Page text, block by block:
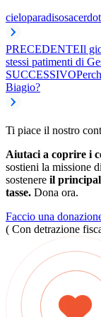
cieloparadiso
PRECEDENTEIl
stessi patimenti di
SUCCESSIVO
Biagio?
Ti piace il nostro
Aiutaci a coprire i
sostieni la missione
sostenere il
tasse. Dona ora.
Faccio una
( Con detrazione